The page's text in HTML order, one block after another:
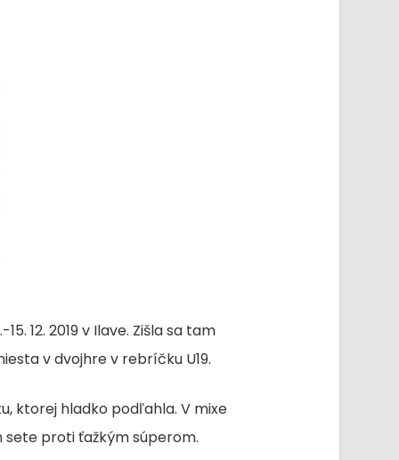
12. 2019 v Ilave. Zišla sa tam
v dvojhre v rebríčku U19.
ktorej hladko podľahla. V mixe
proti ťažkým súperom.